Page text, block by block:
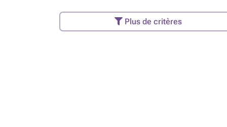
Plus de critères